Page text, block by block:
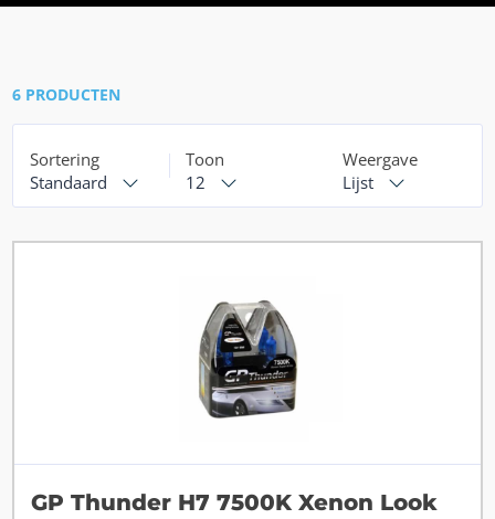
6 PRODUCTEN
Sortering
Standaard
Toon
12
Weergave
Lijst
GP Thunder H7 7500K Xenon Look